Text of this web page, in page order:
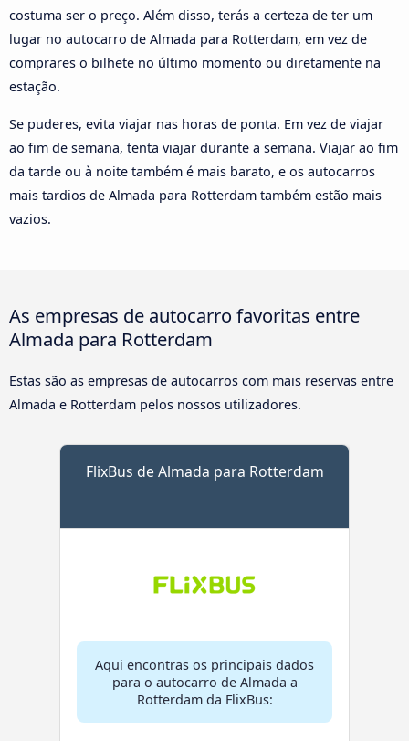
costuma ser o preço. Além disso, terás a certeza de ter um
lugar no autocarro de Almada para Rotterdam, em vez de
comprares o bilhete no último momento ou diretamente na
estação.
Se puderes, evita viajar nas horas de ponta. Em vez de viajar
ao fim de semana, tenta viajar durante a semana. Viajar ao fim
da tarde ou à noite também é mais barato, e os autocarros
mais tardios de Almada para Rotterdam também estão mais
vazios.
As empresas de autocarro favoritas entre
Almada para Rotterdam
Estas são as empresas de autocarros com mais reservas entre
Almada e Rotterdam pelos nossos utilizadores.
FlixBus de Almada para Rotterdam
Aqui encontras os principais dados
para o autocarro de Almada a
Rotterdam da FlixBus: